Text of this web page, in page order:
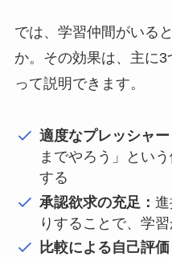
では、学習仲間がいる
か。その効果は、主に
って説明できます。
適度なプレッシャー
までやろう」とい
する
承認欲求の充足：
りすることで、学
比較による自己評